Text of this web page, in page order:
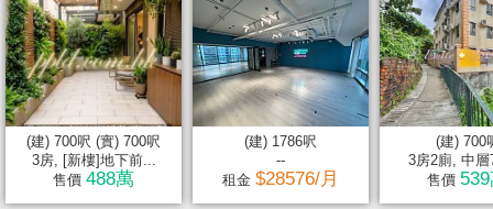
(建) 700呎 (實) 700呎
3房, [新樓]地下前...
售價 488萬
(建) 1786呎
--
租金 $28576/月
(建) 700
3房2廁, 中層
售價